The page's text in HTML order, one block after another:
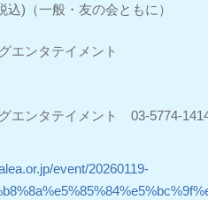
)（一般・友の会ともに）
エンタテイメント
エンタテイメント 03-5774-
event/20260119-